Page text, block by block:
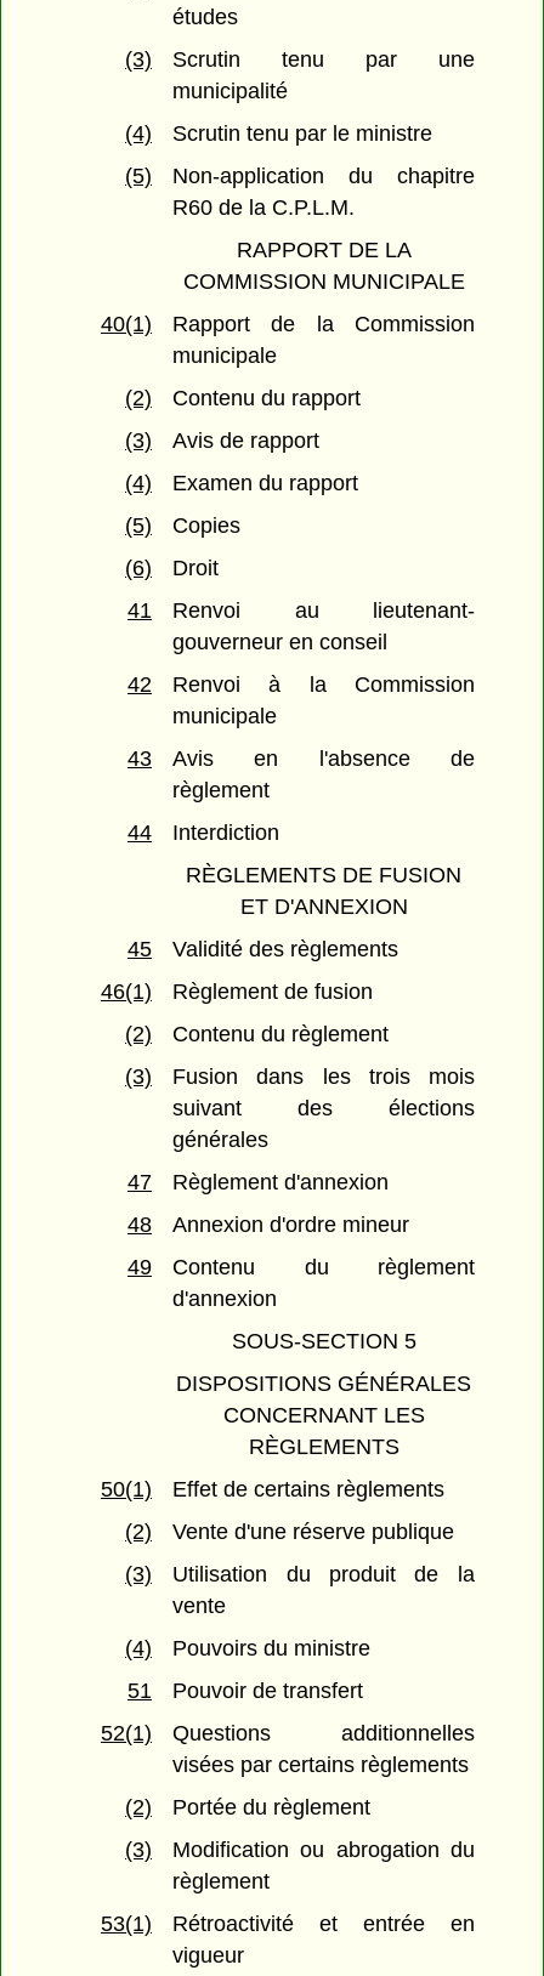
études
(3)
Scrutin tenu par une
municipalité
(4)
Scrutin tenu par le ministre
(5)
Non-application du chapitre
R60 de la C.P.L.M.
RAPPORT DE LA
COMMISSION MUNICIPALE
40(1)
Rapport de la Commission
municipale
(2)
Contenu du rapport
(3)
Avis de rapport
(4)
Examen du rapport
(5)
Copies
(6)
Droit
41
Renvoi au lieutenant-
gouverneur en conseil
42
Renvoi à la Commission
municipale
43
Avis en l'absence de
règlement
44
Interdiction
RÈGLEMENTS DE FUSION
ET D'ANNEXION
45
Validité des règlements
46(1)
Règlement de fusion
(2)
Contenu du règlement
(3)
Fusion dans les trois mois
suivant des élections
générales
47
Règlement d'annexion
48
Annexion d'ordre mineur
49
Contenu du règlement
d'annexion
SOUS-SECTION 5
DISPOSITIONS GÉNÉRALES
CONCERNANT LES
RÈGLEMENTS
50(1)
Effet de certains règlements
(2)
Vente d'une réserve publique
(3)
Utilisation du produit de la
vente
(4)
Pouvoirs du ministre
51
Pouvoir de transfert
52(1)
Questions additionnelles
visées par certains règlements
(2)
Portée du règlement
(3)
Modification ou abrogation du
règlement
53(1)
Rétroactivité et entrée en
vigueur